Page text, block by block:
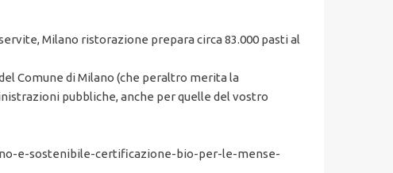
Milano ristorazione prepara circa 83.000 pasti al
Comune di Milano (che peraltro merita la
pubbliche, anche per quelle del vostro
e-sostenibile-certificazione-bio-per-le-mense-